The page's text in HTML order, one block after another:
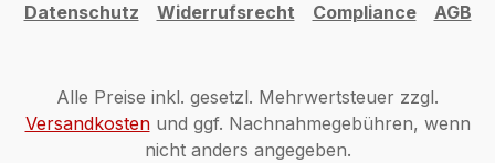
Datenschutz
Widerrufsrecht Compliance AGB
Alle Preise inkl. gesetzl. Mehrwertsteuer zzgl.
Versandkostenund ggf. Nachnahmegebühren, wenn
nicht anders angegeben.